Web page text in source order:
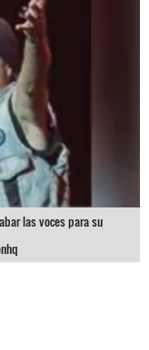
las voces para su